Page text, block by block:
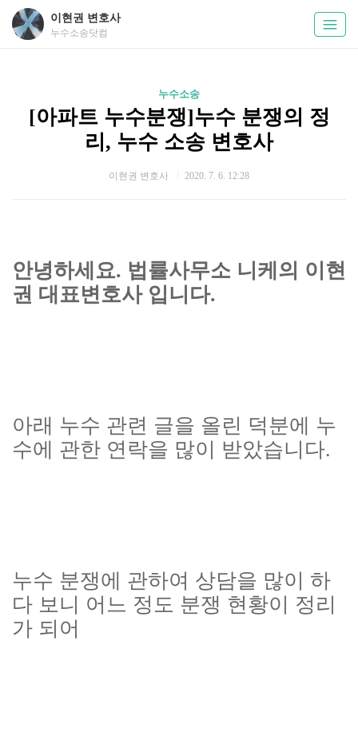
이현권 변호사
누수소송닷컴
누수소송
[아파트 누수분쟁]누수 분쟁의 정
리, 누수 소송 변호사
이현권 변호사 2020. 7. 6. 12:28
안녕하세요. 법률사무소 니케의 이현
권 대표변호사 입니다.
아래 누수 관련 글을 올린 덕분에 누
수에 관한 연락을 많이 받았습니다.
누수 분쟁에 관하여 상담을 많이 하
다 보니 어느 정도 분쟁 현황이 정리
가 되어